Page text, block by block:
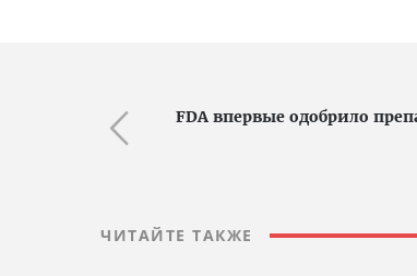
FDA впервые одобрило
ЧИТАЙТЕ ТАКЖЕ